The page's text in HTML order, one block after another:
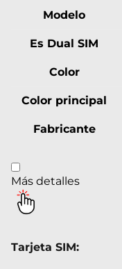
Modelo
Es Dual SIM
Color
Color principal
Fabricante
Más detalles
Tarjeta SIM: